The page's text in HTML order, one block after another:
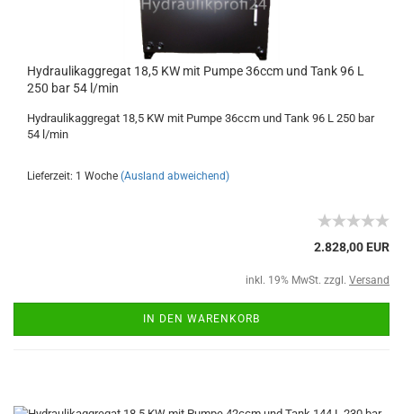
Hydraulikaggregat 18,5 KW mit Pumpe 36ccm und Tank 96 L
250 bar 54 l/min
Hydraulikaggregat 18,5 KW mit Pumpe 36ccm und Tank 96 L 250 bar
54 l/min
Lieferzeit: 1 Woche (Ausland abweichend)
2.828,00 EUR
inkl. 19% MwSt. zzgl. Versand
IN DEN WARENKORB